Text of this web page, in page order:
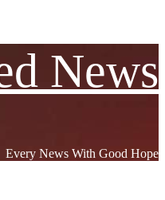
News
Every News With Good Hope